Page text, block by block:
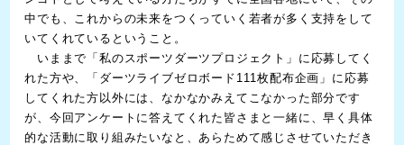
中でも、これからの未来をつくっていく若者が多く支持をして
いてくれているということ。
いままで「私のスポーツダーツプロジェクト 」に応募してく
れた方や、「 ダーツライブゼロボード111枚配布企画 」に応募
してくれた方以外には、なかなかみえてこなかった部分です
が、今回アンケートに答えてくれた皆さまと一緒に、早く具体
的な活動に取り組みたいなと、あらためて感じさせていただき